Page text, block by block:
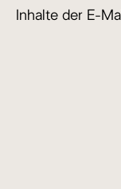
Inhalte der E-